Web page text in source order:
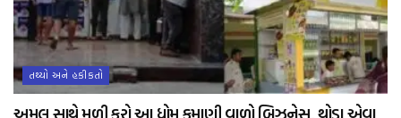
તથ્યો અને હકીકતો